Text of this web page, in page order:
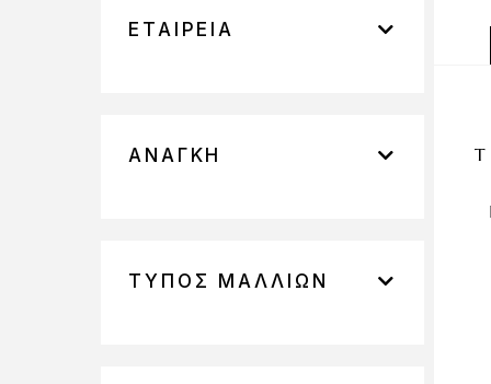
ΕΤΑΙΡΕΊΑ
ΑΝΆΓΚΗ
ΤΎΠΟΣ ΜΑΛΛΙΏΝ